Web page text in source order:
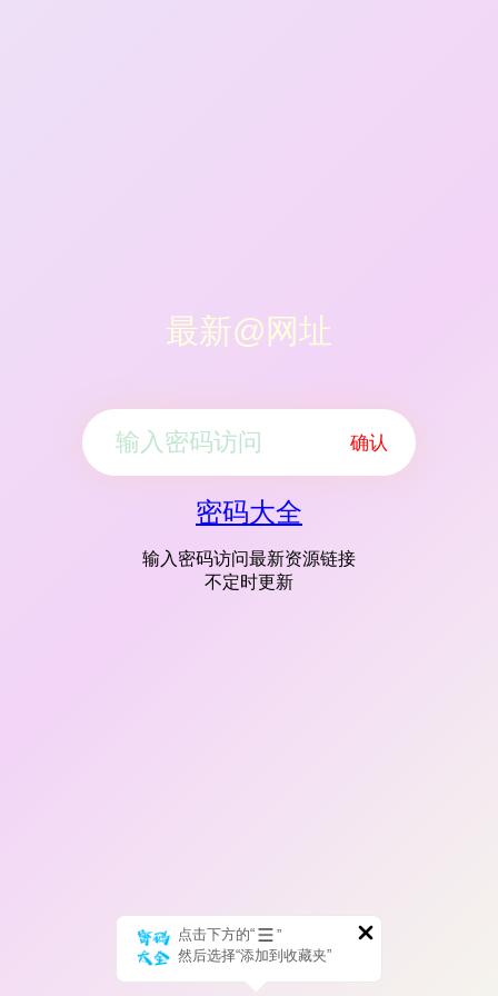
最新@网址
确认
密码大全
输入密码访问最新资源链接
不定时更新
点击下方的“
”
然后选择“添加到收藏夹”